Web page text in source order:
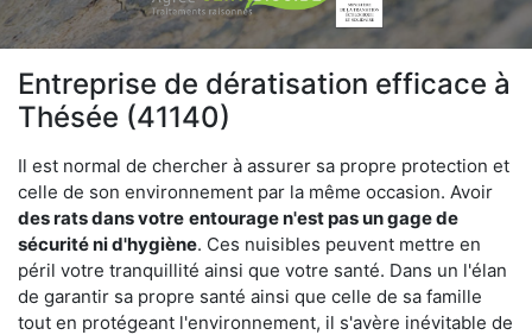
Entreprise de dératisation efficace à
Thésée (41140)
Il est normal de chercher à assurer sa propre protection et
celle de son environnement par la même occasion. Avoir
des rats dans votre entourage n'est pas un gage de
sécurité ni d'hygiène. Ces nuisibles peuvent mettre en
péril votre tranquillité ainsi que votre santé. Dans un l'élan
de garantir sa propre santé ainsi que celle de sa famille
tout en protégeant l'environnement, il s'avère inévitable de